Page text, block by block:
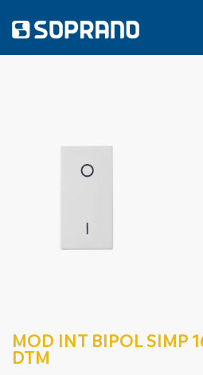
MOD INT BIPOL SIMP
DTM